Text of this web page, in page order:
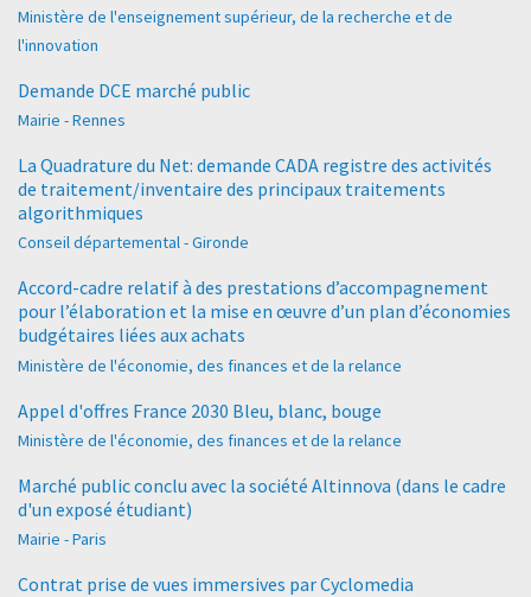
Ministère de l'enseignement supérieur, de la recherche et de
l'innovation
Demande DCE marché public
Mairie - Rennes
La Quadrature du Net: demande CADA registre des activités
de traitement/inventaire des principaux traitements
algorithmiques
Conseil départemental - Gironde
Accord-cadre relatif à des prestations d’accompagnement
pour l’élaboration et la mise en œuvre d’un plan d’économies
budgétaires liées aux achats
Ministère de l'économie, des finances et de la relance
Appel d'offres France 2030 Bleu, blanc, bouge
Ministère de l'économie, des finances et de la relance
Marché public conclu avec la société Altinnova (dans le cadre
d'un exposé étudiant)
Mairie - Paris
Contrat prise de vues immersives par Cyclomedia